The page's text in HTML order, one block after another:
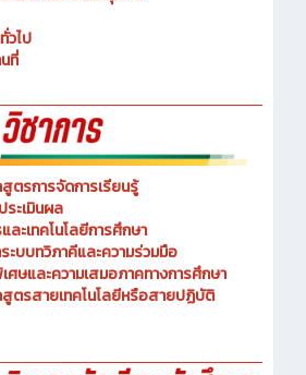
วไป
ที่
ตรการจัดการเรียนรู้
ระเมินผล
ะเทคโนโลยีการศึกษา
ะบบทวิภาคีและความร่วมมือ
ศษและความเสมอภาคทางการศึกษา
รสายเทคโนโลยีหรือสายปฏิบัติ